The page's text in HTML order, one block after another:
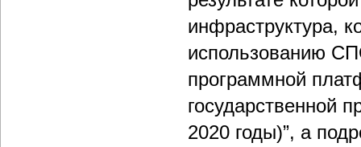
инфраструктура,
использованию
программной
государственной
2020 годы)”, а